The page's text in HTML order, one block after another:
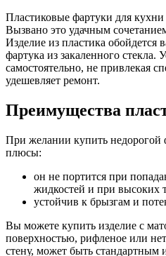
Пластиковые фартуки для кухни
Вызвано это удачным
Изделие из пластика обойдется
фартука из закаленного стекла.
самостоятельно, не привлекая
удешевляет ремонт.
Преимущества
При желании купить недорогой
плюсы:
он не портится при
жидкостей и при высоких
устойчив к брызгам и
Вы можете купить изделие с
поверхностью, рифленое или
стену, может быть стандартным